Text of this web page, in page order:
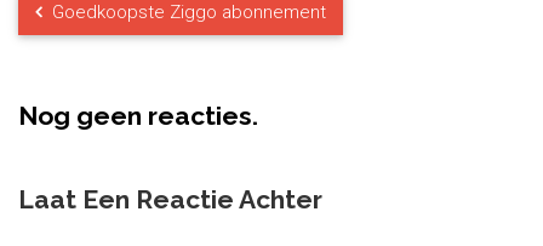
Goedkoopste Ziggo abonnement
Nog geen reacties.
Laat Een Reactie Achter